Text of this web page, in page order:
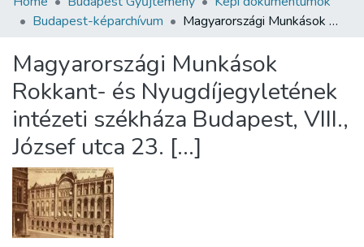
Statistics
About us
Budapest-képarchívum
Magyarországi Munkások Rokkant- és Nyugdíjegyletének intézeti székháza Budapest, VIII., József utca 23. [...]
Magyarországi Munkások
Rokkant- és Nyugdíjegyletének
intézeti székháza Budapest, VIII.,
József utca 23. [...]